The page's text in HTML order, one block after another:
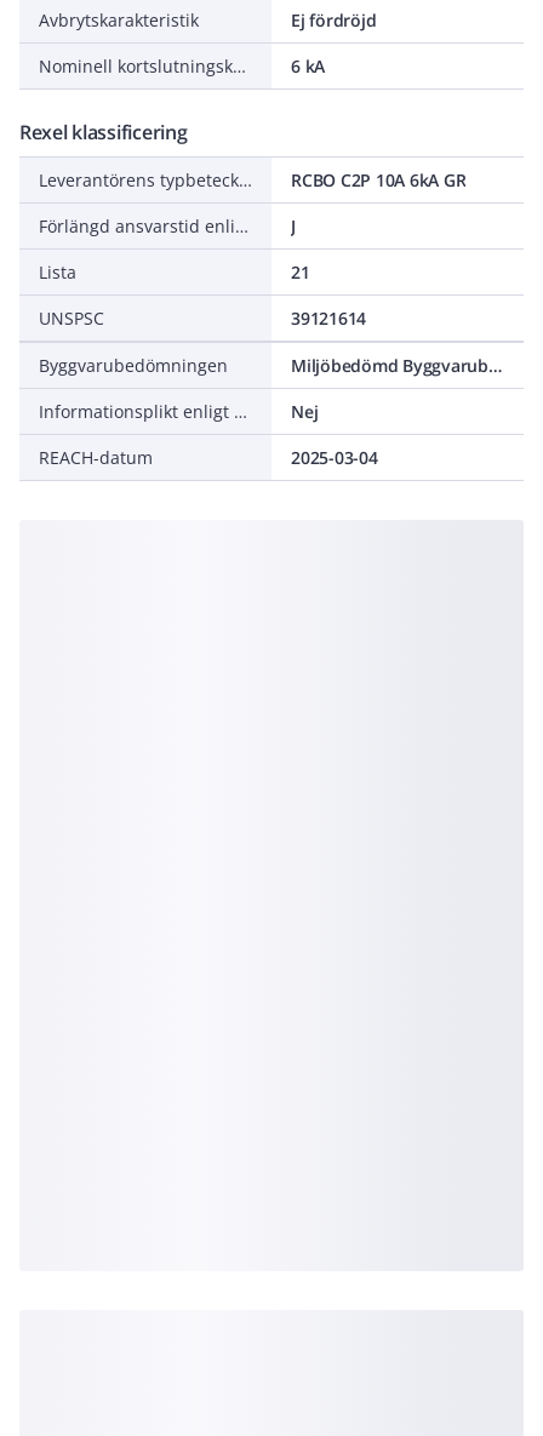
Avbrytskarakteristik
Ej fördröjd
Nominell kortslutningskapacitet (EN 61009)
6 kA
Rexel klassificering
Leverantörens typbeteckning
RCBO C2P 10A 6kA GR
Förlängd ansvarstid enligt ALEM-09
J
Lista
21
UNSPSC
39121614
Byggvarubedömningen
Miljöbedömd Byggvarubedömning Undviks
Informationsplikt enligt REACH
Nej
REACH-datum
2025-03-04